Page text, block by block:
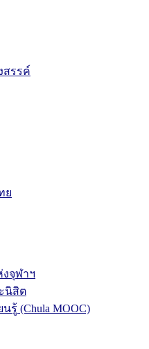
สรรค์
ย
จุฬาฯ
นิสิต
รู้ (Chula MOOC)